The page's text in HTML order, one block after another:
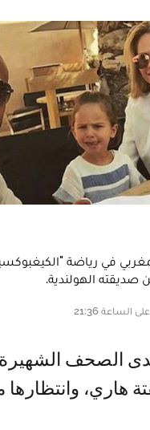
في رياضة
صديقته الهولندية.
هاري، وانتظارها